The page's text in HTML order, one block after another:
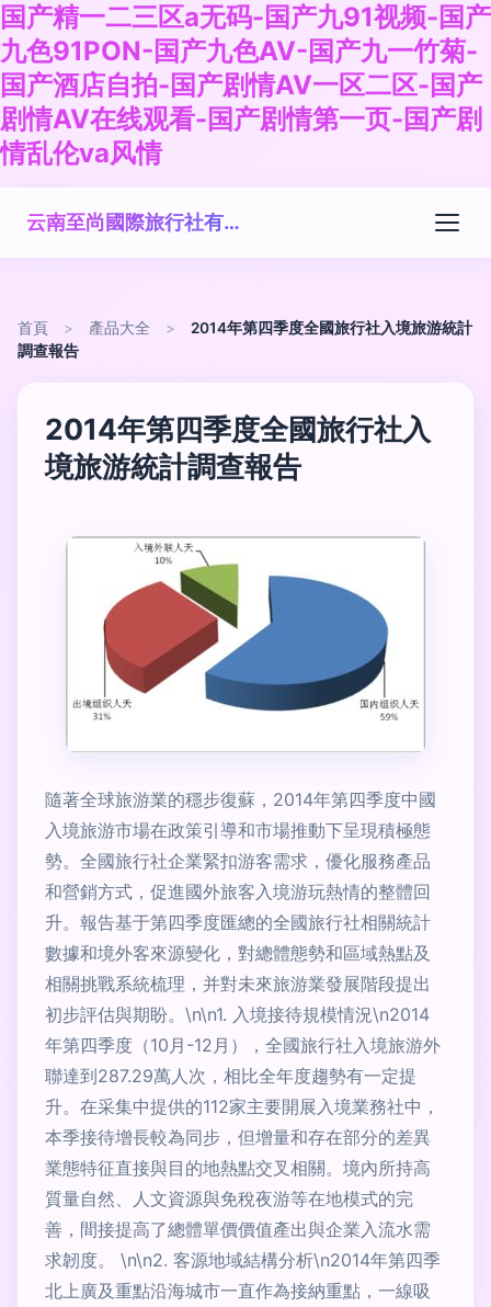
国产精一二三区a无码-国产九91视频-国产
九色91PON-国产九色AV-国产九一竹菊-
国产酒店自拍-国产剧情AV一区二区-国产
剧情AV在线观看-国产剧情第一页-国产剧
情乱伦va风情
云南至尚國際旅行社有限公司
首頁 > 產品大全 >
2014年第四季度全國旅行社入境旅游統計
調查報告
2014年第四季度全國旅行社入
境旅游統計調查報告
隨著全球旅游業的穩步復蘇，2014年第四季度中國
入境旅游市場在政策引導和市場推動下呈現積極態
勢。全國旅行社企業緊扣游客需求，優化服務產品
和營銷方式，促進國外旅客入境游玩熱情的整體回
升。報告基于第四季度匯總的全國旅行社相關統計
數據和境外客來源變化，對總體態勢和區域熱點及
相關挑戰系統梳理，并對未來旅游業發展階段提出
初步評估與期盼。\n\n1. 入境接待規模情況\n2014
年第四季度（10月-12月），全國旅行社入境旅游外
聯達到287.29萬人次，相比全年度趨勢有一定提
升。在采集中提供的112家主要開展入境業務社中，
本季接待增長較為同步，但增量和存在部分的差異
業態特征直接與目的地熱點交叉相關。境內所持高
質量自然、人文資源與免稅夜游等在地模式的完
善，間接提高了總體單價價值產出與企業入流水需
求韌度。 \n\n2. 客源地域結構分析\n2014年第四季
北上廣及重點沿海城市一直作為接納重點，一線吸